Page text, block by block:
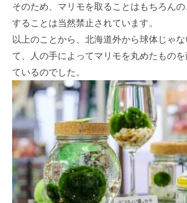
そのため、マリモを取ることはもちろん
することは当然禁止されています。
以上のことから、北海道外から球体じゃ
て、人の手によってマリモを丸めたもの
ているのでした。